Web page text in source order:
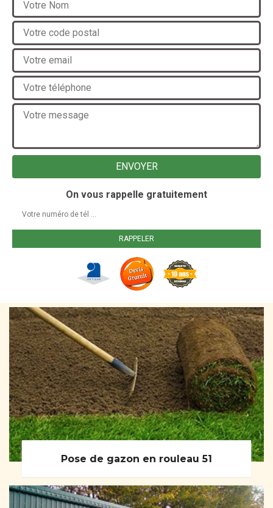
On vous rappelle gratuitement
Pose de gazon en rouleau 51